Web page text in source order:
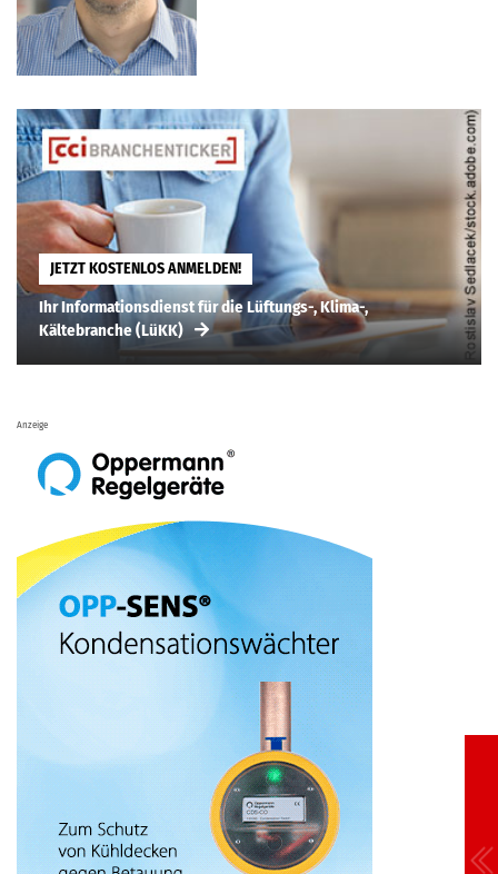
JETZT KOSTENLOS ANMELDEN!
Ihr Informationsdienst für die Lüftungs-, Klima-,
Kältebranche (LüKK)
Anzeige